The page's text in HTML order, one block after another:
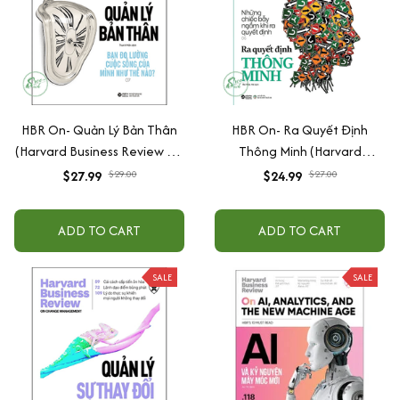
HBR On- Quản Lý Bản Thân
(Harvard Business Review On
Stratery)
$27.99 $29.00
ADD TO CART
HBR On- Ra Quyết Định
Thông Minh (Harvard
Business Review On Stratery)
$24.99 $27.00
ADD TO CART
SALE SALE